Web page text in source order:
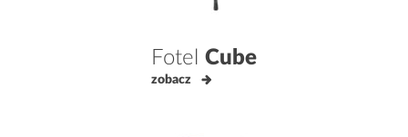
Fotel Cube
zobacz